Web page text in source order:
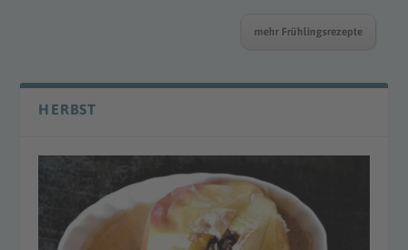
mehr Frühlingsrezepte
HERBST